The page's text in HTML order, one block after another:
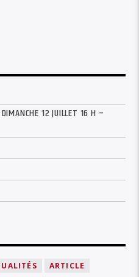
12 JUILLET 16 H –
ARTICLE